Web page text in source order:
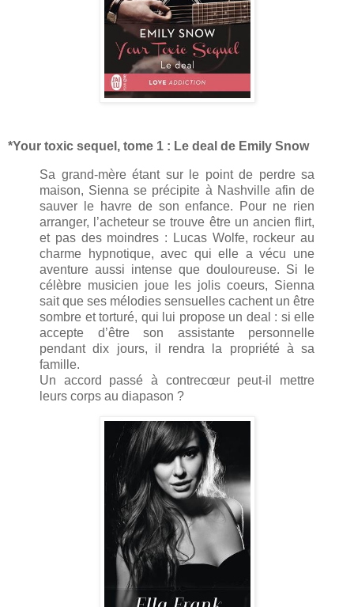
*Your toxic sequel, tome 1 : Le deal de Emily Snow
Sa grand-mère étant sur le point de perdre sa
maison, Sienna se précipite à Nashville afin de
sauver le havre de son enfance. Pour ne rien
arranger, l’acheteur se trouve être un ancien flirt,
et pas des moindres : Lucas Wolfe, rockeur au
charme hypnotique, avec qui elle a vécu une
aventure aussi intense que douloureuse. Si le
célèbre musicien joue les jolis coeurs, Sienna
sait que ses mélodies sensuelles cachent un être
sombre et torturé, qui lui propose un deal : si elle
accepte d’être son assistante personnelle
pendant dix jours, il rendra la propriété à sa
famille.
Un accord passé à contrecœur peut-il mettre
leurs corps au diapason ?